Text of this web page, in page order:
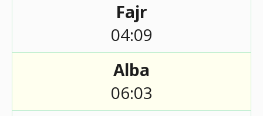
Fajr
04:09
Alba
06:03